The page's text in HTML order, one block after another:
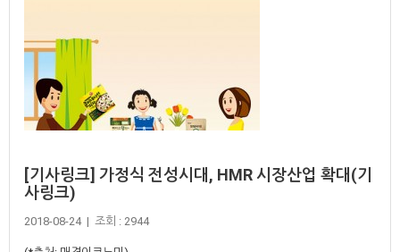
[기사링크] 가정식 전성시대, HMR 시장산업 확대(기
사링크)
2018-08-24 | 조회 : 2944